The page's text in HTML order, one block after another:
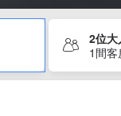
2位大
1間客